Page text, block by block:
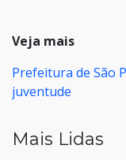
Veja mais
Prefeitura de São
juventude
Mais Lidas